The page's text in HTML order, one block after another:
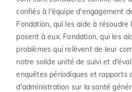
confiés à l'équipe d'engagement
Fondation, qui les aide à résoudre
posent à eux. Fondation, qui les
problèmes qui relèvent de leur
notre solide unité de suivi et
enquêtes périodiques et rapports
d'administration sur la santé